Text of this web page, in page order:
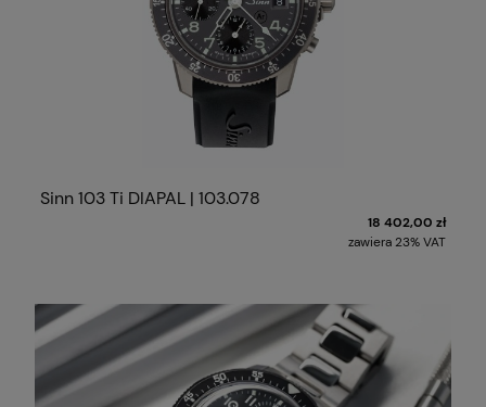
Sinn 103 Ti DIAPAL | 103.078
18 402,00 zł
zawiera 23% VAT